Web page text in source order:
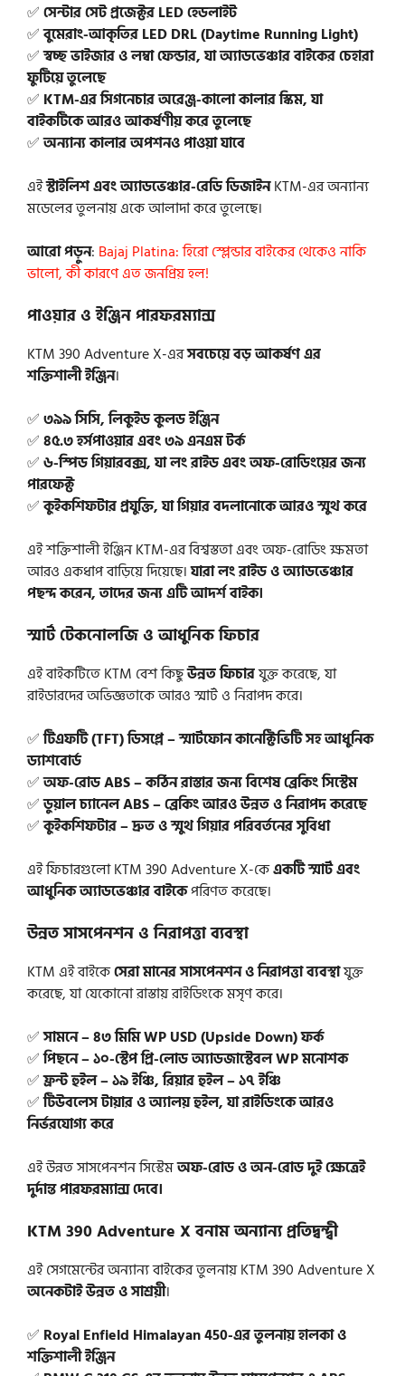
✅সেন্টার সেট প্রজেক্টর LED হেডলাইট
✅বুমেরাং-আকৃতির LED DRL (Daytime Running Light)
✅স্বচ্ছ ভাইজার ও লম্বা ফেন্ডার, যা অ্যাডভেঞ্চার বাইকের চেহারা
ফুটিয়ে তুলেছে
✅ KTM-এর সিগনেচার অরেঞ্জ-কালো কালার স্কিম, যা
বাইকটিকে আরও আকর্ষণীয় করে তুলেছে
✅অন্যান্য কালার অপশনও পাওয়া যাবে
এইস্টাইলিশ এবং অ্যাডভেঞ্চার-রেডি ডিজাইনKTM-এর অন্যান্য
মডেলের তুলনায় একে আলাদা করে তুলেছে।
আরো পড়ুন: Bajaj Platina: হিরো স্প্লেন্ডার বাইকের থেকেও নাকি
ভালো, কী কারণে এত জনপ্রিয় হল!
পাওয়ার ও ইঞ্জিন পারফরম্যান্স
KTM 390 Adventure X-এরসবচেয়ে বড় আকর্ষণ এর
শক্তিশালী ইঞ্জিন।
✅৩৯৯ সিসি, লিকুইড কুলড ইঞ্জিন
✅৪৫.৩ হর্সপাওয়ার এবং ৩৯ এনএম টর্ক
✅৬-স্পিড গিয়ারবক্স, যা লং রাইড এবং অফ-রোডিংয়ের জন্য
পারফেক্ট
✅কুইকশিফটার প্রযুক্তি, যা গিয়ার বদলানোকে আরও স্মুথ করে
এই শক্তিশালী ইঞ্জিন KTM-এর বিশ্বস্ততা এবং অফ-রোডিং ক্ষমতা
আরও একধাপ বাড়িয়ে দিয়েছে।যারা লং রাইড ও অ্যাডভেঞ্চার
পছন্দ করেন, তাদের জন্য এটি আদর্শ বাইক।
স্মার্ট টেকনোলজি ও আধুনিক ফিচার
এই বাইকটিতে KTM বেশ কিছুউন্নত ফিচারযুক্ত করেছে, যা
রাইডারদের অভিজ্ঞতাকে আরও স্মার্ট ও নিরাপদ করে।
✅টিএফটি (TFT) ডিসপ্লে – স্মার্টফোন কানেক্টিভিটি সহ আধুনিক
ড্যাশবোর্ড
✅অফ-রোড ABS – কঠিন রাস্তার জন্য বিশেষ ব্রেকিং সিস্টেম
✅ডুয়াল চ্যানেল ABS – ব্রেকিং আরও উন্নত ও নিরাপদ করেছে
✅কুইকশিফটার – দ্রুত ও স্মুথ গিয়ার পরিবর্তনের সুবিধা
এই ফিচারগুলো KTM 390 Adventure X-কেএকটি স্মার্ট এবং
আধুনিক অ্যাডভেঞ্চার বাইকেপরিণত করেছে।
উন্নত সাসপেনশন ও নিরাপত্তা ব্যবস্থা
KTM এই বাইকেসেরা মানের সাসপেনশন ও নিরাপত্তা ব্যবস্থাযুক্ত
করেছে, যা যেকোনো রাস্তায় রাইডিংকে মসৃণ করে।
✅সামনে – ৪৩ মিমি WP USD (Upside Down) ফর্ক
✅পিছনে – ১০-স্টেপ প্রি-লোড অ্যাডজাস্টেবল WP মনোশক
✅ফ্রন্ট হুইল – ১৯ ইঞ্চি, রিয়ার হুইল – ১৭ ইঞ্চি
✅টিউবলেস টায়ার ও অ্যালয় হুইল, যা রাইডিংকে আরও
নির্ভরযোগ্য করে
এই উন্নত সাসপেনশন সিস্টেমঅফ-রোড ও অন-রোড দুই ক্ষেত্রেই
দুর্দান্ত পারফরম্যান্স দেবে।
KTM 390 Adventure X বনাম অন্যান্য প্রতিদ্বন্দ্বী
এই সেগমেন্টের অন্যান্য বাইকের তুলনায় KTM 390 Adventure X
অনেকটাই উন্নত ও সাশ্রয়ী।
✅ Royal Enfield Himalayan 450-এর তুলনায় হালকা ও
শক্তিশালী ইঞ্জিন